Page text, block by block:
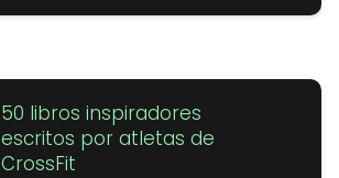
50 libros inspiradores
escritos por atletas de
CrossFit